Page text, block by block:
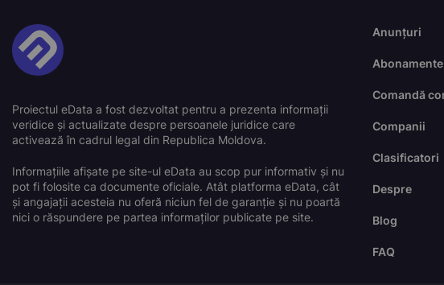
Proiectul eData a fost dezvoltat pentru a prezenta informații
veridice și actualizate despre persoanele juridice care
activează în cadrul legal din Republica Moldova.
Informațiile afișate pe site-ul eData au scop pur informativ și nu
pot fi folosite ca documente oficiale. Atât platforma eData, cât
și angajații acesteia nu oferă niciun fel de garanție și nu poartă
nici o răspundere pe partea informaților publicate pe site.
Anunțuri
Abonamente
Comandă
Companii
Clasificatori
Despre
Blog
FAQ